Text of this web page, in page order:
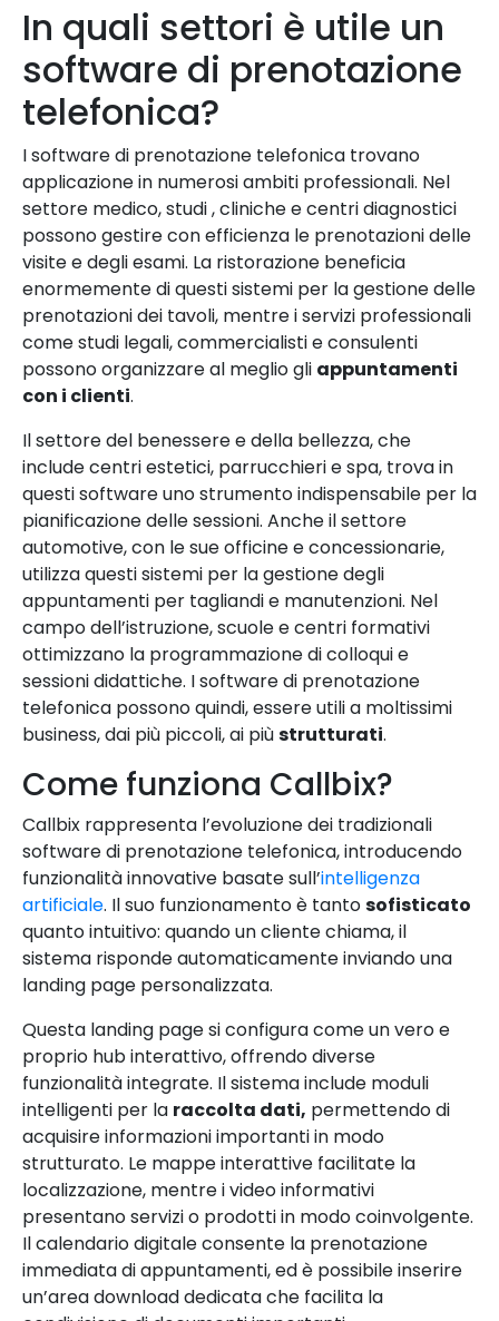
In quali settori è utile un
software di prenotazione
telefonica?
I software di prenotazione telefonica trovano
applicazione in numerosi ambiti professionali. Nel
settore medico, studi , cliniche e centri diagnostici
possono gestire con efficienza le prenotazioni delle
visite e degli esami. La ristorazione beneficia
enormemente di questi sistemi per la gestione delle
prenotazioni dei tavoli, mentre i servizi professionali
come studi legali, commercialisti e consulenti
possono organizzare al meglio gli appuntamenti
con i clienti.
Il settore del benessere e della bellezza, che
include centri estetici, parrucchieri e spa, trova in
questi software uno strumento indispensabile per la
pianificazione delle sessioni. Anche il settore
automotive, con le sue officine e concessionarie,
utilizza questi sistemi per la gestione degli
appuntamenti per tagliandi e manutenzioni. Nel
campo dell’istruzione, scuole e centri formativi
ottimizzano la programmazione di colloqui e
sessioni didattiche. I software di prenotazione
telefonica possono quindi, essere utili a moltissimi
business, dai più piccoli, ai piùstrutturati.
Come funziona Callbix?
Callbix rappresenta l’evoluzione dei tradizionali
software di prenotazione telefonica, introducendo
funzionalità innovative basate sull’intelligenza
artificiale. Il suo funzionamento è tantosofisticato
quanto intuitivo: quando un cliente chiama, il
sistema risponde automaticamente inviando una
landing page personalizzata.
Questa landing page si configura come un vero e
proprio hub interattivo, offrendo diverse
funzionalità integrate. Il sistema include moduli
intelligenti per la raccolta dati, permettendo di
acquisire informazioni importanti in modo
strutturato. Le mappe interattive facilitate la
localizzazione, mentre i video informativi
presentano servizi o prodotti in modo coinvolgente.
Il calendario digitale consente la prenotazione
immediata di appuntamenti, ed è possibile inserire
un’area download dedicata che facilita la